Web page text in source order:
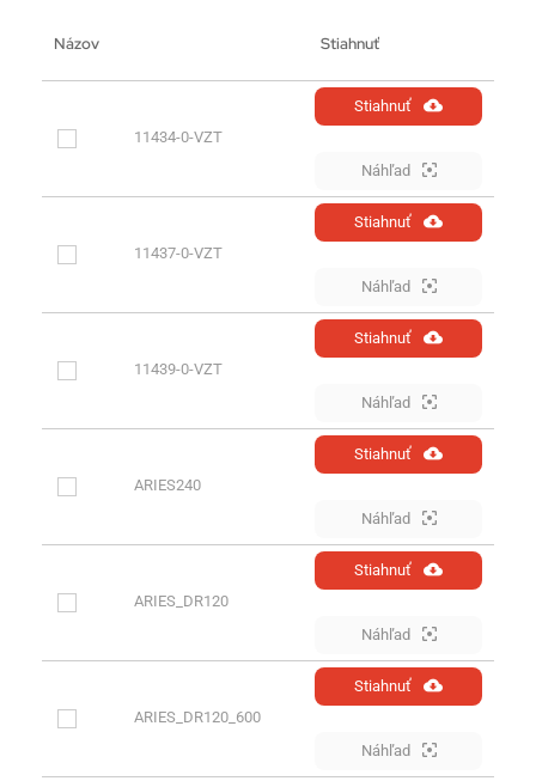
Názov Stiahnuť
11434-0-VZT
Stiahnuť
Náhľad
11437-0-VZT
Stiahnuť
Náhľad
11439-0-VZT
Stiahnuť
Náhľad
ARIES240
Stiahnuť
Náhľad
ARIES_DR120
Stiahnuť
Náhľad
ARIES_DR120_600
Stiahnuť
Náhľad